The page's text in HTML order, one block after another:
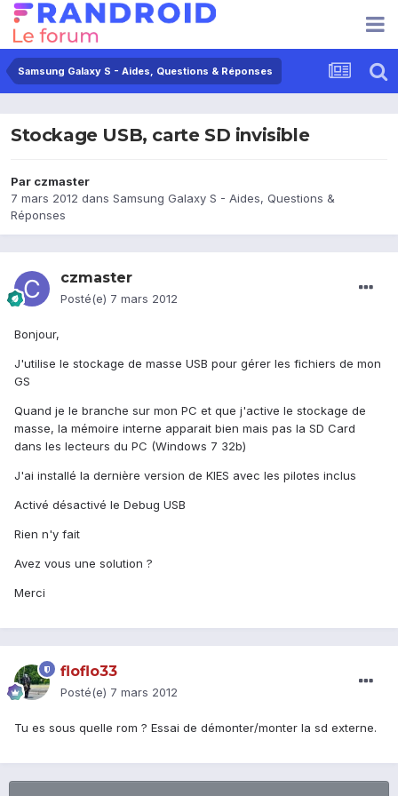
Samsung Galaxy S - Aides, Questions & Réponses
Stockage USB, carte SD invisible
Par czmaster
7 mars 2012 dans Samsung Galaxy S - Aides, Questions &
Réponses
czmaster
Posté(e) 7 mars 2012
Bonjour,
J'utilise le stockage de masse USB pour gérer les fichiers de mon
GS
Quand je le branche sur mon PC et que j'active le stockage de
masse, la mémoire interne apparait bien mais pas la SD Card
dans les lecteurs du PC (Windows 7 32b)
J'ai installé la dernière version de KIES avec les pilotes inclus
Activé désactivé le Debug USB
Rien n'y fait
Avez vous une solution ?
Merci
floflo33
Posté(e) 7 mars 2012
Tu es sous quelle rom ? Essai de démonter/monter la sd externe.